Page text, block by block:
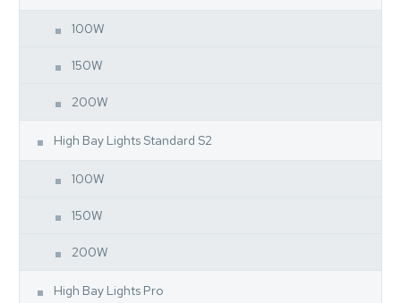
100W
150W
200W
High Bay Lights Standard S2
100W
150W
200W
High Bay Lights Pro